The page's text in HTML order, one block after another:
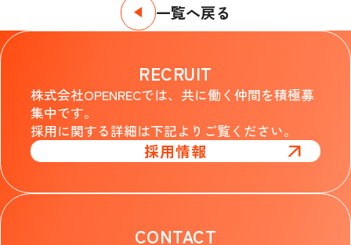
一覧へ戻る
RECRUIT
株式会社OPENRECでは、共に働く仲間を積極募
集中です。
採用に関する詳細は下記よりご覧ください。
採用情報
CONTACT